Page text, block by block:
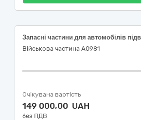
Військова частина А0981
Очікувана вартість
149 000,00 UAH
без ПДВ